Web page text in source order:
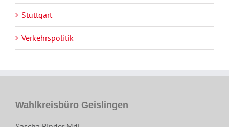
Stuttgart
Verkehrspolitik
Wahlkreisbüro Geislingen